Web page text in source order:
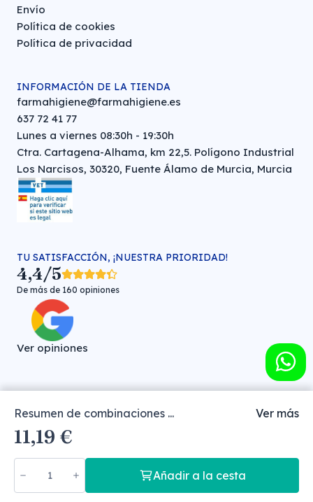
Resumen de combinaciones ... Ver más
11,19 €
Añadir a la cesta
Envío
Política de cookies
Política de privacidad
INFORMACIÓN DE LA TIENDA
farmahigiene@farmahigiene.es
637 72 41 77
Lunes a viernes 08:30h - 19:30h
Ctra. Cartagena-Alhama, km 22,5. Polígono Industrial
Los Narcisos, 30320, Fuente Álamo de Murcia, Murcia
TU SATISFACCIÓN, ¡NUESTRA PRIORIDAD!
4,4/5
De más de 160 opiniones
Ver opiniones
Farmacia veterinaria online © FARMA HIGIENE S.L. (CIF: B-
30706451)